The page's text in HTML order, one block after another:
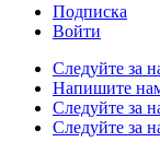
Подписка
Войти
Следуйте за
Напишите
Следуйте за
Следуйте за